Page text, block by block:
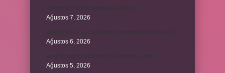
Ağustos 7, 2026
Ağustos 6, 2026
Ağustos 5, 2026